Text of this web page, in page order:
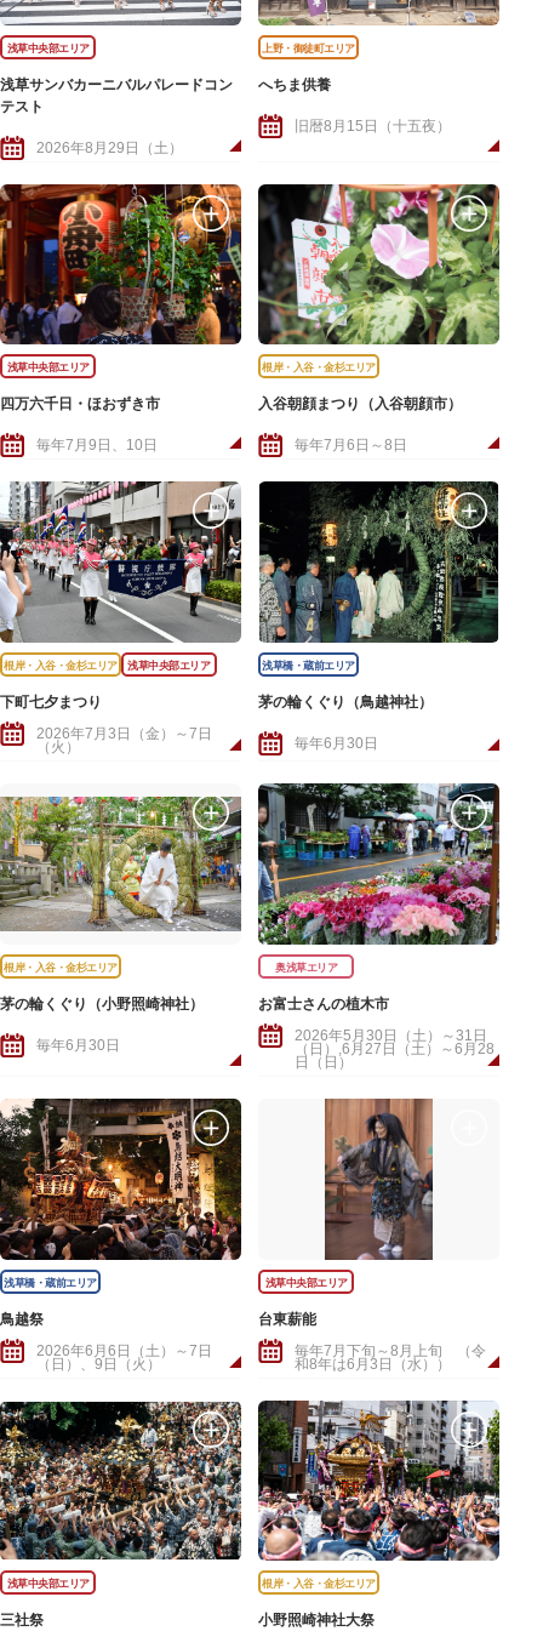
浅草中央部エリア
浅草サンバカーニバルパレードコン
テスト
2026年8月29日（土）
上野・御徒町エリア
へちま供養
旧暦8月15日（十五夜）
浅草中央部エリア
四万六千日・ほおずき市
毎年7月9日、10日
根岸・入谷・金杉エリア
入谷朝顔まつり（入谷朝顔市）
毎年7月6日～8日
根岸・入谷・金杉エリア 浅草中央部エリア
下町七夕まつり
2026年7月3日（金）～7日
（火）
浅草橋・蔵前エリア
茅の輪くぐり（鳥越神社）
毎年6月30日
根岸・入谷・金杉エリア
茅の輪くぐり（小野照崎神社）
毎年6月30日
奥浅草エリア
お富士さんの植木市
2026年5月30日（土）～31日
（日）,6月27日（土）～6月28
日（日）
浅草橋・蔵前エリア
鳥越祭
2026年6月6日（土）～7日
（日）、9日（火）
浅草中央部エリア
台東薪能
毎年7月下旬～8月上旬 （令
和8年は6月3日（水））
浅草中央部エリア
三社祭
根岸・入谷・金杉エリア
小野照崎神社大祭